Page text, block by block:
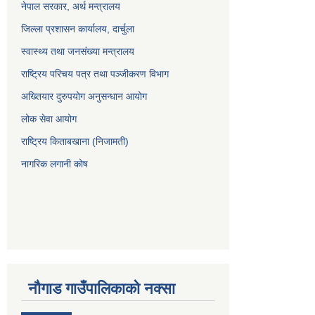
नेपाल सरकार, अर्थ मन्त्रालय
जिल्ला प्रशासन कार्यालय, दार्चुला
स्वास्थ्य तथा जनसंख्या मन्त्रालय
राष्ट्रिय परिचय पत्र तथा पञ्जीकरण विभाग
अख्तियार दुरुपयोग अनुसन्धान आयोग
लोक सेवा आयोग
राष्ट्रिय किताबखाना (निजामती)
नागरिक लगानी कोष
नौगाड गाउँपालिकाको नक्सा